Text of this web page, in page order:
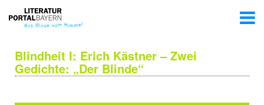
Blindheit I: Erich Kästner – Zwei
Gedichte: „Der Blinde“